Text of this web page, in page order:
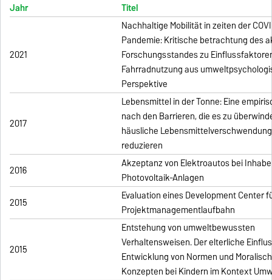
Jahr Titel
2021
Nachhaltige Mobilität in zeiten der
Pandemie: Kritische betrachtung des
Forschungsstandes zu
Fahrradnutzung aus
Perspektive
2017
Lebensmittel in der Tonne: Eine
nach den Barrieren, die es zu
häusliche
reduzieren
2016
Akzeptanz von Elektroautos bei
Photovoltaik-Anlagen
2015
Evaluation eines Development Center
Projektmanagementlaufbahn
2015
Entstehung von umweltbewussten
Verhaltensweisen. Der elterliche
Entwicklung von Normen und
Konzepten bei Kindern im Kontext